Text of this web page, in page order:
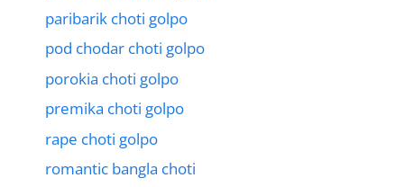
paribarik choti golpo
pod chodar choti golpo
porokia choti golpo
premika choti golpo
rape choti golpo
romantic bangla choti